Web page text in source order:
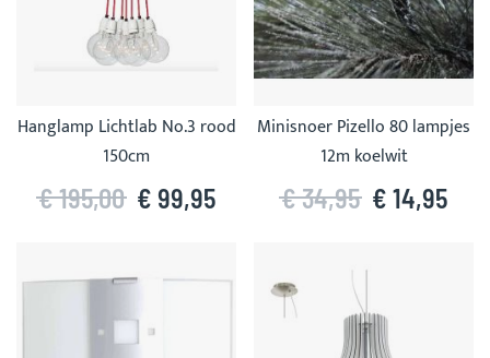
Hanglamp Lichtlab No.3 rood
150cm
€ 99,95
€ 195,00
Minisnoer Pizello 80 lampjes
12m koelwit
€ 14,95
€ 34,95